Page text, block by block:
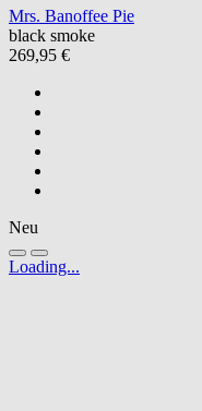
Mrs. Banoffee Pie
black smoke
269,95 €
Neu
Loading...